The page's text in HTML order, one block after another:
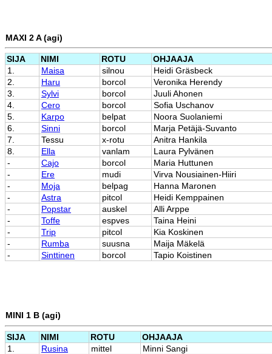
MAXI 2 A (agi)
SIJA NIMI ROTU
OHJAAJA
1.
Maisa silnou
Heidi Gräsbeck
2.
Haru borcol
Veronika Herendy
3.
Sylvi borcol
Juuli Ahonen
4.
Cero borcol
Sofia Uschanov
5.
Karpo belpat
Noora Suolaniemi
6.
Sinni borcol
Marja Petäjä-Suvanto
7.
Tessu x-rotu
Anitra Hankila
8.
Ella vanlam
Laura Pylvänen
-
Cajo borcol
Maria Huttunen
-
Ere mudi
Virva Nousiainen-Hiiri
-
Moja belpag
Hanna Maronen
-
Astra pitcol
Heidi Kemppainen
-
Popstar auskel
Alli Arppe
-
Toffe espves
Taina Heini
-
Trip pitcol
Kia Koskinen
-
Rumba suusna
Maija Mäkelä
-
Sinttinen borcol Tapio Koistinen
MINI 1 B (agi)
SIJA NIMI ROTU
OHJAAJA
1.
Rusina mittel
Minni Sangi